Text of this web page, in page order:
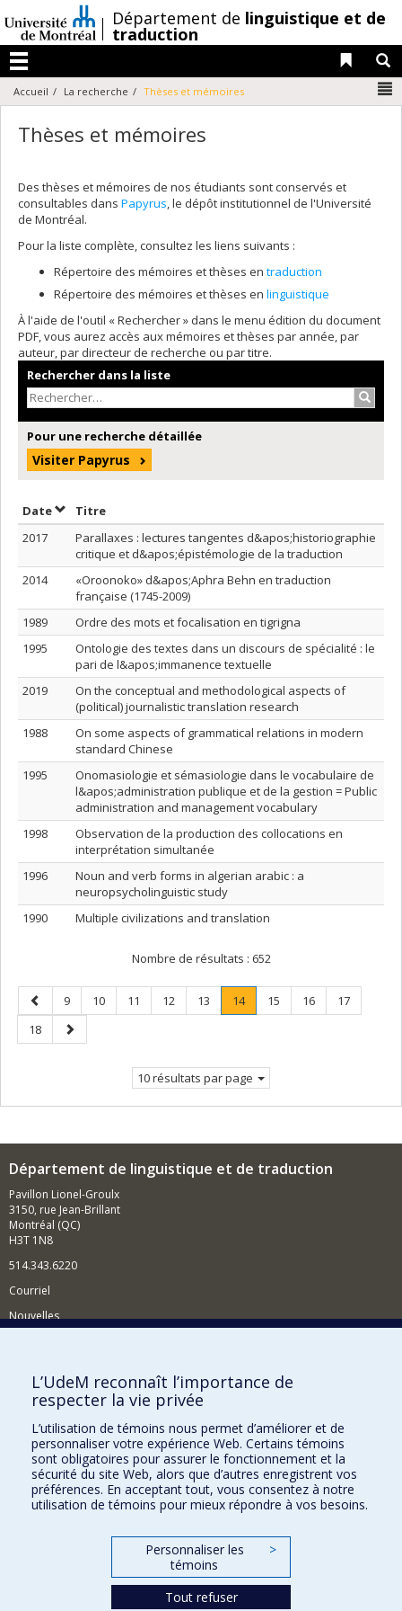
au
contenu
/Département de linguistique et de
traduction
Menu
Liens
Accueil La recherche Thèses et mémoires
Thèses et mémoires
Des thèses et mémoires de nos étudiants sont conservés et
consultables dans Papyrus, le dépôt institutionnel de l'Université
de Montréal.
Pour la liste complète, consultez les liens suivants :
Répertoire des mémoires et thèses en traduction
Répertoire des mémoires et thèses en linguistique
À l'aide de l'outil « Rechercher » dans le menu édition du document
PDF, vous aurez accès aux mémoires et thèses par année, par
auteur, par directeur de recherche ou par titre.
Rechercher dans la liste
Pour une recherche détaillée
Visiter Papyrus
DateTrier par date en ordre décroissant
Titre
2017
Parallaxes : lectures tangentes d&apos;historiographie
critique et d&apos;épistémologie de la traduction
2014
«Oroonoko» d&apos;Aphra Behn en traduction
française (1745-2009)
1989
Ordre des mots et focalisation en tigrigna
1995
Ontologie des textes dans un discours de spécialité : le
pari de l&apos;immanence textuelle
2019
On the conceptual and methodological aspects of
(political) journalistic translation research
1988
On some aspects of grammatical relations in modern
standard Chinese
1995
Onomasiologie et sémasiologie dans le vocabulaire de
l&apos;administration publique et de la gestion = Public
administration and management vocabulary
1998
Observation de la production des collocations en
interprétation simultanée
1996
Noun and verb forms in algerian arabic : a
neuropsycholinguistic study
1990
Multiple civilizations and translation
Nombre de résultats : 652
Page
précédente
Page
9 Page
10 Page
11 Page
12 Page
13 Page
14.
Page
Page
15 Page
16 Page
17
Page
18
Page
suivante
10 résultats par page
Département de linguistique et de traduction
Pavillon Lionel-Groulx
3150, rue Jean-Brillant
Montréal (QC)
H3T 1N8
514.343.6220
Courriel
Nouvelles
Comment soutenir le Département?
BESOIN D'AIDE?
Plan du site
Signaler une erreur
Accessibilité
FACULTÉ DES ARTS ET DES SCIENCES
Nos départements et écoles
L’UdeM reconnaît l’importance de
respecter la vie privée
L’utilisation de témoins nous permet d’améliorer et de
personnaliser votre expérience Web. Certains témoins
sont obligatoires pour assurer le fonctionnement et la
sécurité du site Web, alors que d’autres enregistrent vos
préférences. En acceptant tout, vous consentez à notre
utilisation de témoins pour mieux répondre à vos besoins.
Personnaliser les
témoins
>
Tout refuser